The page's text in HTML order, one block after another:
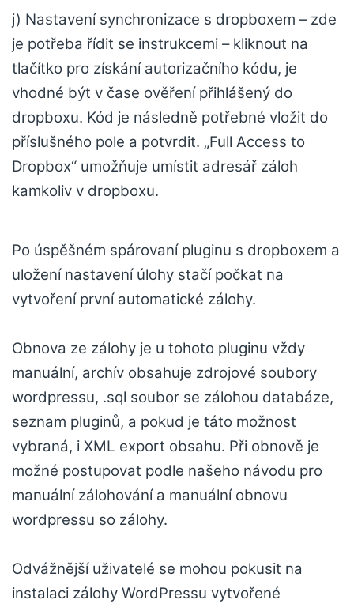
j) Nastavení synchronizace s dropboxem – zde
je potřeba řídit se instrukcemi – kliknout na
tlačítko pro získání autorizačního kódu, je
vhodné být v čase ověření přihlášený do
dropboxu. Kód je následně potřebné vložit do
příslušného pole a potvrdit. „Full Access to
Dropbox“ umožňuje umístit adresář záloh
kamkoliv v dropboxu.
Po úspěšném spárovaní pluginu s dropboxem a
uložení nastavení úlohy stačí počkat na
vytvoření první automatické zálohy.
Obnova ze zálohy je u tohoto pluginu vždy
manuální, archív obsahuje zdrojové soubory
wordpressu, .sql soubor se zálohou databáze,
seznam pluginů, a pokud je táto možnost
vybraná, i XML export obsahu. Při obnově je
možné postupovat podle našeho návodu pro
manuální zálohování a manuální obnovu
wordpressu so zálohy.
Odvážnější uživatelé se mohou pokusit na
instalaci zálohy WordPressu vytvořené